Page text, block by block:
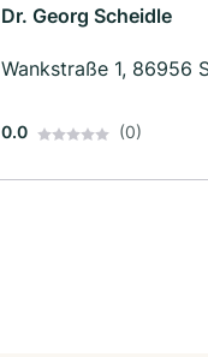
Dr. Georg Scheidle
Wankstraße 1, 86956
0.0 (0)